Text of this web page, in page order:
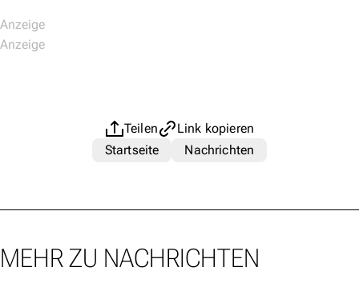
Teilen
Link kopieren
Startseite
Nachrichten
MEHR ZU NACHRICHTEN